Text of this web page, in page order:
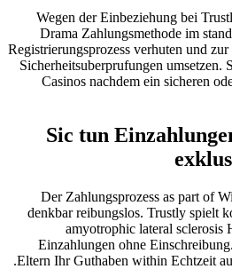
Wegen der Einbeziehung bei
Drama Zahlungsmethode im
Registrierungsprozess verhuten und
Sicherheitsuberprufungen umsetzen.
Casinos nachdem ein sicheren
Sic tun
Der Zahlungsprozess as part of
denkbar reibungslos. Trustly spielt
amyotrophic lateral sclerosis
Einzahlungen ohne
Eltern Ihr Guthaben within Echtzeit